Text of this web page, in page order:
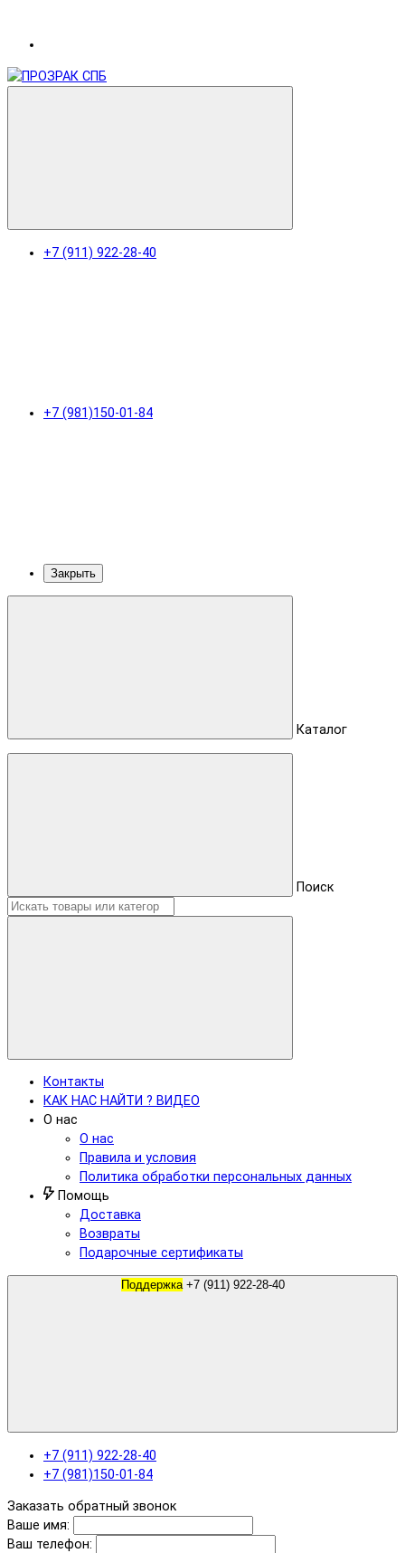
+7 (911) 922-28-40
+7 (981)150-01-84
Закрыть
Каталог
Поиск
Контакты
КАК НАС НАЙТИ ? ВИДЕО
О нас
О нас
Правила и условия
Политика обработки персональных данных
Помощь
Доставка
Возвраты
Подарочные сертификаты
Поддержка +7 (911) 922-28-40
+7 (911) 922-28-40
+7 (981)150-01-84
Заказать обратный звонок
Ваше имя:
Ваш телефон: